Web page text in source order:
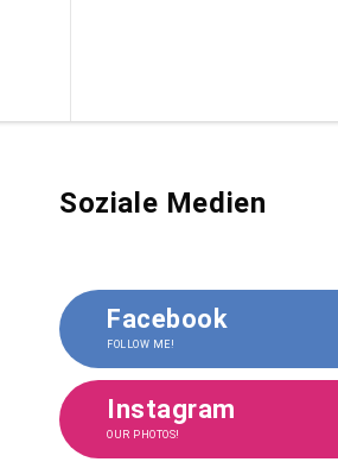
Soziale Medien
Facebook
FOLLOW ME!
Instagram
OUR PHOTOS!